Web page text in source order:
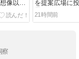
像以上
を提案広場に
果…
21時間前
察